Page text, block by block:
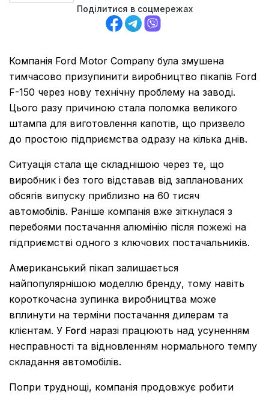
Поділитися в соцмережах
Компанія Ford Motor Company була змушена
тимчасово призупинити виробництво пікапів Ford
F-150 через нову технічну проблему на заводі.
Цього разу причиною стала поломка великого
штампа для виготовлення капотів, що призвело
до простою підприємства одразу на кілька днів.
Ситуація стала ще складнішою через те, що
виробник і без того відставав від запланованих
обсягів випуску приблизно на 60 тисяч
автомобілів. Раніше компанія вже зіткнулася з
перебоями постачання алюмінію після пожежі на
підприємстві одного з ключових постачальників.
Американський пікап залишається
найпопулярнішою моделлю бренду, тому навіть
короткочасна зупинка виробництва може
вплинути на терміни постачання дилерам та
клієнтам. У Ford наразі працюють над усуненням
несправності та відновленням нормального темпу
складання автомобілів.
Попри труднощі, компанія продовжує робити